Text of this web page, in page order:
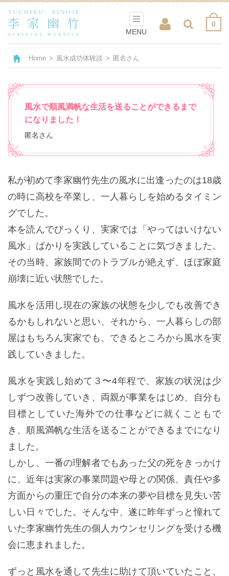
0
MENU
Home > 風水成功体験談 > 匿名さん
風水で順風満帆な生活を送ることができるまで
になりました！
匿名さん
私が初めて李家幽竹先生の風水に出逢ったのは18歳
の時に高校を卒業し、一人暮らしを始めるタイミン
グでした。
本を読んでびっくり、実家では「やってはいけない
風水」ばかりを実践していることに気づきました。
その当時、家族間でのトラブルが絶えず、ほぼ家庭
崩壊に近い状態でした。
風水を活用し現在の家族の状態を少しでも改善でき
るかもしれないと思い、それから、一人暮らしの部
屋はもちろん実家でも、できるところから風水を実
践していきました。
風水を実践し始めて３〜4年程で、家族の状況は少
しずつ改善していき、両親が事業をはじめ、自分も
目標としていた海外での仕事などに就くこともで
き、順風満帆な生活を送ることができるまでになり
ました。
しかし、一番の理解者でもあった父の死をきっかけ
に、近年は実家の事業問題や母との関係、責任や多
方面からの重圧で自分の本来の夢や目標を見失い苦
しい日々でした。そんな中、遂に昨年ずっと憧れて
いた李家幽竹先生の個人カウンセリングを受ける機
会に恵まれました。
ずっと風水を通して先生に助けて頂いていたこと、